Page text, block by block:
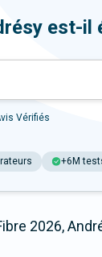
est-il
Vérifiés
+6M
2026,